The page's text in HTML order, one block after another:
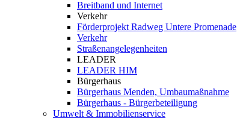
Breitband und Internet
Verkehr
Förderprojekt Radweg Untere Promenade
Verkehr
Straßenangelegenheiten
LEADER
LEADER HIM
Bürgerhaus
Bürgerhaus Menden, Umbaumaßnahme
Bürgerhaus - Bürgerbeteiligung
Umwelt & Immobilienservice